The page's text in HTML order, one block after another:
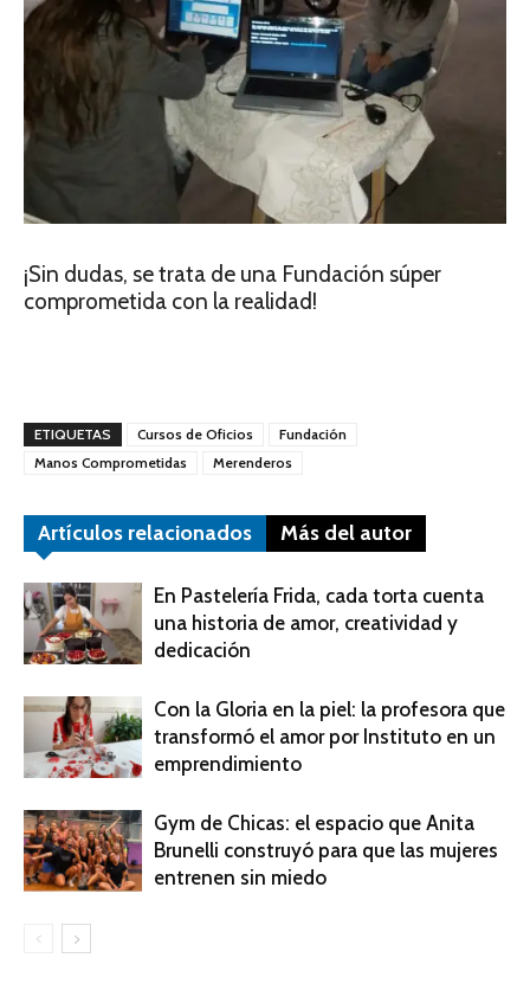
¡Sin dudas, se trata de una Fundación súper
comprometida con la realidad!
ETIQUETAS Cursos de Oficios
Fundación
Manos Comprometidas
Merenderos
Artículos relacionados Más del autor
En Pastelería Frida, cada torta cuenta
una historia de amor, creatividad y
dedicación
Con la Gloria en la piel: la profesora que
transformó el amor por Instituto en un
emprendimiento
Gym de Chicas: el espacio que Anita
Brunelli construyó para que las mujeres
entrenen sin miedo